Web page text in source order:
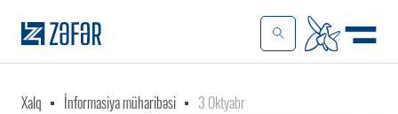
Xalq İnformasiya müharibəsi 3 Oktyabr